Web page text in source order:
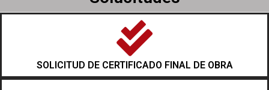
SOLICITUD DE CERTIFICADO FINAL DE OBRA